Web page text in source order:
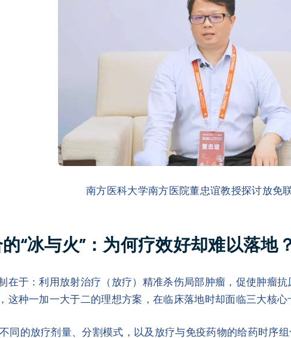
南方医科大学南方医院董忠谊教授探讨放免
“冰与火”：为何疗效好却难以落地
在于：利用放射治疗（放疗）精准杀伤局部肿瘤，促使肿瘤
这种一加一大于二的理想方案，在临床落地时却面临三大核心
不同的放疗剂量、分割模式，以及放疗与免疫药物的给药时序